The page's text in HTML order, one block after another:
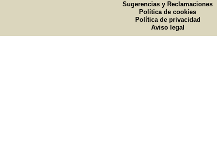
Sugerencias y Reclamaciones
Política de cookies
Política de privacidad
Aviso legal